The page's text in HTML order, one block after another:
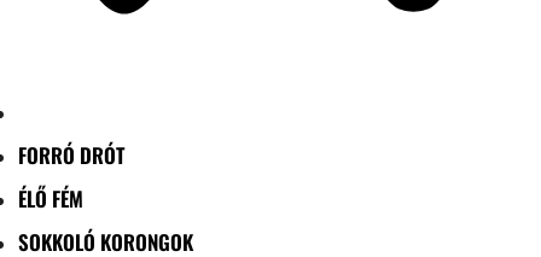
FORRÓ DRÓT
ÉLŐ FÉM
SOKKOLÓ KORONGOK